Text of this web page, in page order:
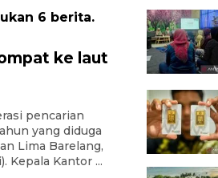
6 berita.
ke laut
pencarian
yang diduga
Lima Barelang,
Kepala Kantor ...